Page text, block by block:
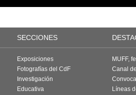
SECCIONES
Exposiciones
Fotografías del CdF
Investigación
Educativa
MUFF,
Canal
Líneas